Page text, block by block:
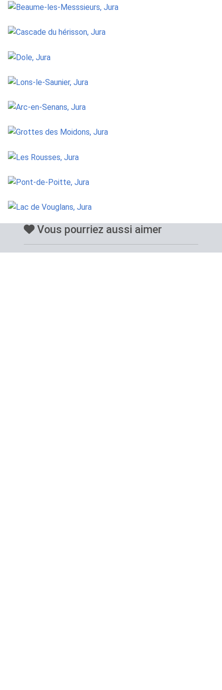
Vous pourriez aussi aimer